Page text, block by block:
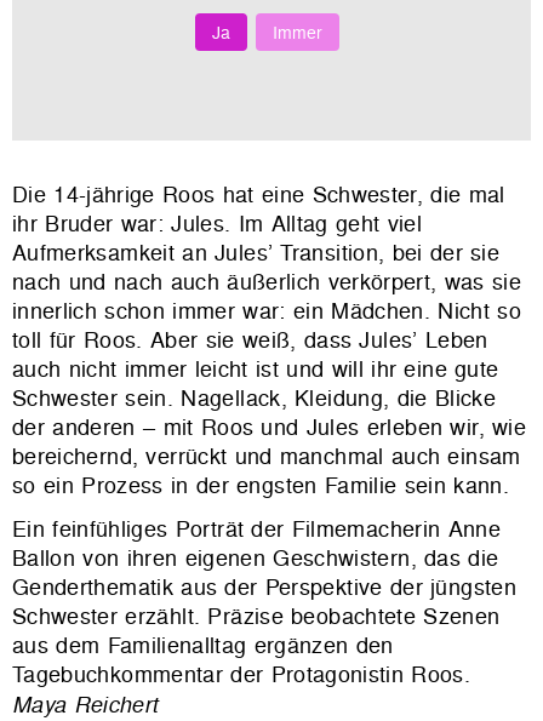
Ja
Immer
Die 14-jährige Roos hat eine Schwester, die mal
ihr Bruder war: Jules. Im Alltag geht viel
Aufmerksamkeit an Jules’ Transition, bei der sie
nach und nach auch äußerlich verkörpert, was sie
innerlich schon immer war: ein Mädchen. Nicht so
toll für Roos. Aber sie weiß, dass Jules’ Leben
auch nicht immer leicht ist und will ihr eine gute
Schwester sein. Nagellack, Kleidung, die Blicke
der anderen – mit Roos und Jules erleben wir, wie
bereichernd, verrückt und manchmal auch einsam
so ein Prozess in der engsten Familie sein kann.
Ein feinfühliges Porträt der Filmemacherin Anne
Ballon von ihren eigenen Geschwistern, das die
Genderthematik aus der Perspektive der jüngsten
Schwester erzählt. Präzise beobachtete Szenen
aus dem Familienalltag ergänzen den
Tagebuchkommentar der Protagonistin Roos.
Maya Reichert